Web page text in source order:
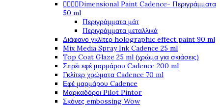
Dimensional Paint Cadence- Περιγράμματα
50 ml
Περιγράμματα μάτ
Περιγράμματα μεταλλικά
Διάφανο γκλίτερ holographic effect paint 90 ml
Mix Media Spray Ink Cadence 25 ml
Top Coat Glaze 25 ml (χρώμα για σκιάσεις)
Σπρέι εφέ μαρμάρου Cadence 200 ml
Γκλίτερ χρώματα Cadence 70 ml
Εφέ μαρμάρου Cadence
Μαρκαδόροι Pilot Pintor
Σκόνες embossing Wow